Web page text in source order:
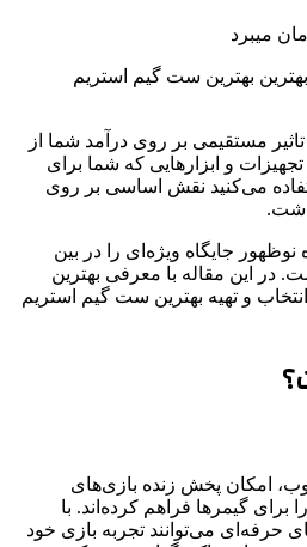
مستقیمی بر روی درآمد شما از
و ابزارهایی که شما برای
می‌کنید نقش اساسی بر روی
جایگاه ویژه‌ای را در بین
در این مقاله با معرفی بهترین
و تهیه بهترین ست گیم استریم
امکان پخش زنده بازی‌های
برای گیمرها فراهم کرده‌اند. با
حرفه‌ای می‌توانند تجربه بازی خود